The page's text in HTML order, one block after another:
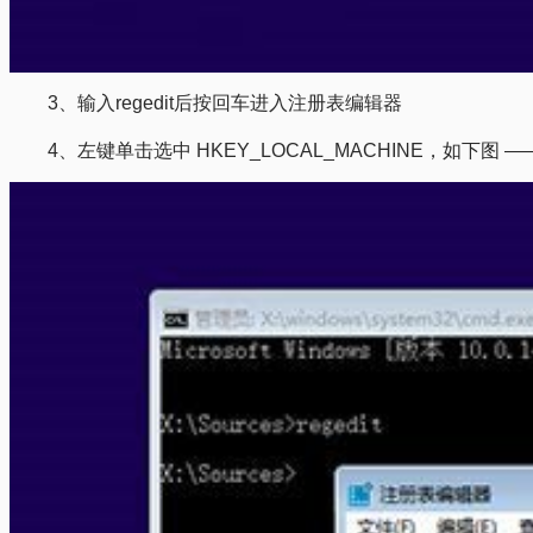
3、输入regedit后按回车进入注册表编辑器
4、左键单击选中 HKEY_LOCAL_MACHINE，如下图